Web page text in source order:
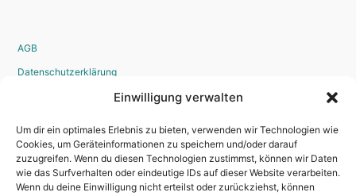
Einwilligung verwalten
Um dir ein optimales Erlebnis zu bieten, verwenden wir Technologien wie
Cookies, um Geräteinformationen zu speichern und/oder darauf
zuzugreifen. Wenn du diesen Technologien zustimmst, können wir Daten
wie das Surfverhalten oder eindeutige IDs auf dieser Website verarbeiten.
Wenn du deine Einwilligung nicht erteilst oder zurückziehst, können
AGB
Datenschutzerklärung
Impressum
Bestellvorgang